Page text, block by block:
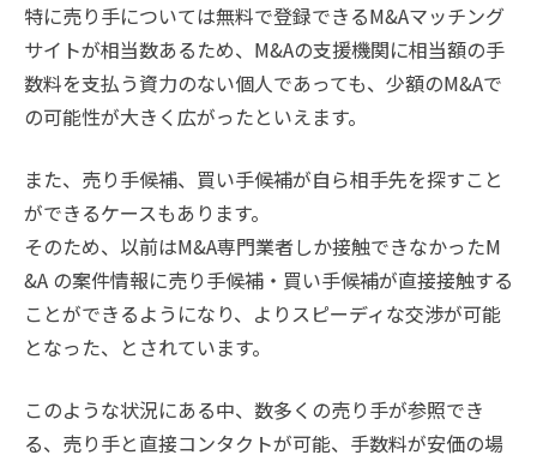
特に売り手については無料で登録できるM&Aマッチング
サイトが相当数あるため、M&Aの支援機関に相当額の手
数料を支払う資力のない個人であっても、少額のM&Aで
の可能性が大きく広がったといえます。
また、売り手候補、買い手候補が自ら相手先を探すこと
ができるケースもあります。
そのため、以前はM&A専門業者しか接触できなかったM
&A の案件情報に売り手候補・買い手候補が直接接触する
ことができるようになり、よりスピーディな交渉が可能
となった、とされています。
このような状況にある中、数多くの売り手が参照でき
る、売り手と直接コンタクトが可能、手数料が安価の場